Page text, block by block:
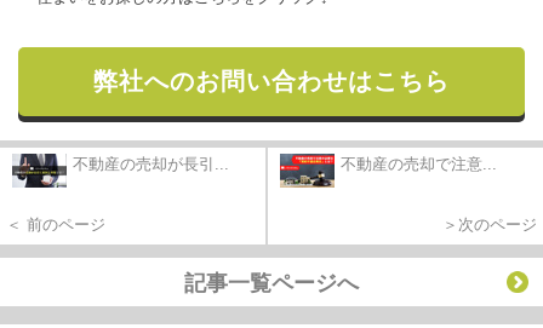
弊社へのお問い合わせはこちら
不動産の売却が長引...
＜ 前のページ
不動産の売却で注意...
＞次のページ
記事一覧ページへ